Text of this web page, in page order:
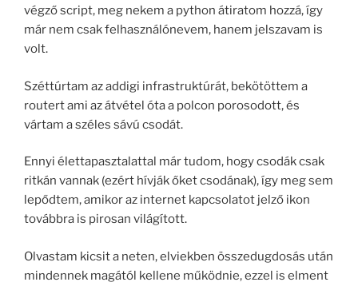
végző script, meg nekem a python átiratom hozzá, így
már nem csak felhasználónevem, hanem jelszavam is
volt.
Széttúrtam az addigi infrastruktúrát, bekötöttem a
routert ami az átvétel óta a polcon porosodott, és
vártam a széles sávú csodát.
Ennyi élettapasztalattal már tudom, hogy csodák csak
ritkán vannak (ezért hívják őket csodának), így meg sem
lepődtem, amikor az internet kapcsolatot jelző ikon
továbbra is pirosan világított.
Olvastam kicsit a neten, elviekben összedugdosás után
mindennek magától kellene működnie, ezzel is elment